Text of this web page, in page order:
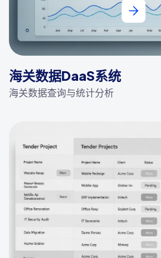
海关数据DaaS系统
海关数据查询与统计分析